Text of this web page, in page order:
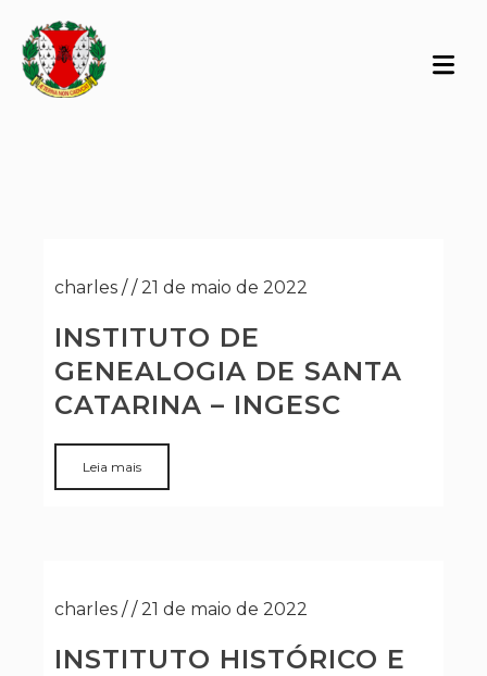
charles //21 de maio de 2022
INSTITUTO DE
GENEALOGIA DE SANTA
CATARINA – INGESC
Leia mais
charles //21 de maio de 2022
INSTITUTO HISTÓRICO E